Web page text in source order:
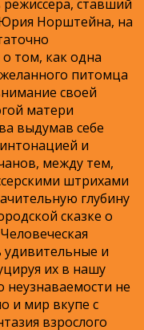
ставший
Норштейна, на
том, как одна
питомца
своей
матери
выдумав себе
и
между тем,
штрихами
глубину
сказке о
удивительные и
их в нашу
неузнаваемости не
и мир вкупе с
взрослого